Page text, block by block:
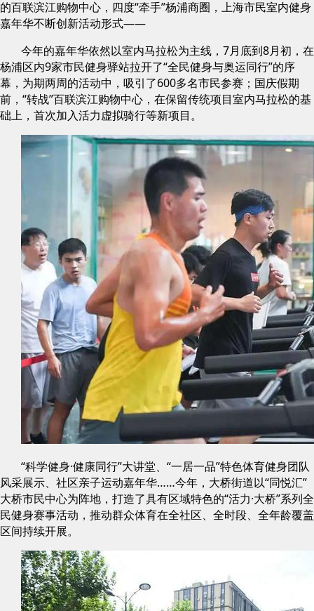
的百联滨江购物中心，四度“牵手”杨浦商圈，上海市民室内健身
嘉年华不断创新活动形式——
今年的嘉年华依然以室内马拉松为主线，7月底到8月初，在
杨浦区内9家市民健身驿站拉开了“全民健身与奥运同行”的序
幕，为期两周的活动中，吸引了600多名市民参赛；国庆假期
前，“转战”百联滨江购物中心，在保留传统项目室内马拉松的基
础上，首次加入活力虚拟骑行等新项目。
“科学健身·健康同行”大讲堂、“一居一品”特色体育健身团队
风采展示、社区亲子运动嘉年华……今年，大桥街道以“同悦汇”
大桥市民中心为阵地，打造了具有区域特色的“活力·大桥”系列全
民健身赛事活动，推动群众体育在全社区、全时段、全年龄覆盖
区间持续开展。